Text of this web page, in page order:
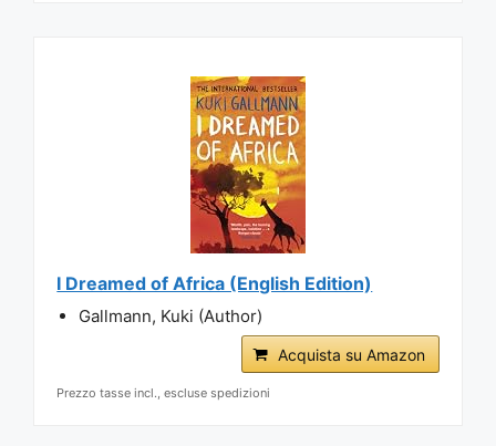
I Dreamed of Africa (English Edition)
Gallmann, Kuki (Author)
Acquista su Amazon
Prezzo tasse incl., escluse spedizioni